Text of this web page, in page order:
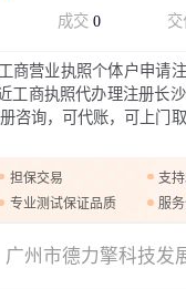
成交0
商营业执照个体户申请
工商执照代办理注册长
咨询，可代账，可上门
商是5-7个工作日出执照
担保交易
支
专业测试保证品质
服
广州市德力擎科技发